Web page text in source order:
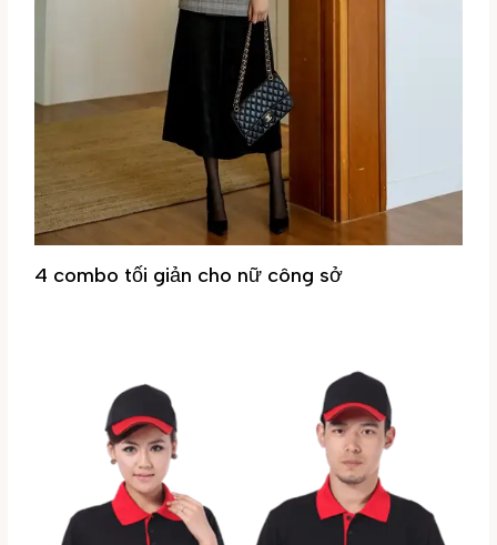
4 combo tối giản cho nữ công sở